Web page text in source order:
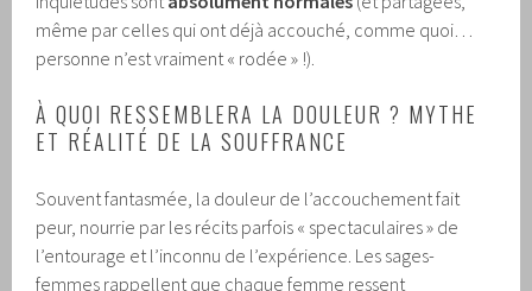
même par celles qui ont déjà accouché, comme quoi…
personne n’est vraiment « rodée » !).
À QUOI RESSEMBLERA LA DOULEUR ? MYTHE
ET RÉALITÉ DE LA SOUFFRANCE
Souvent fantasmée, la douleur de l’accouchement fait
peur, nourrie par les récits parfois « spectaculaires » de
l’entourage et l’inconnu de l’expérience. Les sages-
femmes rappellent que chaque femme ressent